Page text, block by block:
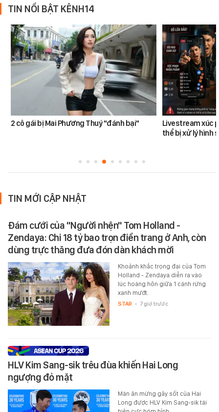
TIN NỔI BẬT KÊNH14
2 cô gái bị Mai Phương Thuý "đánh bại"
Livestream xúc
thể bị xử lý hình
TIN MỚI CẬP NHẬT
Đám cưới của "Người nhện" Tom Holland -
Zendaya: Chi 18 tỷ bao trọn điền trang ở Anh, còn
dùng trực thăng đưa đón dàn khách mời
Khoảnh khắc trọng đại của Tom
Holland - Zendaya diễn ra vào
lúc hoàng hôn giữa 1 cánh rừng
xanh mướt.
STAR - 7 giờ trước
HLV Kim Sang-sik trêu đùa khiến Hai Long
ngượng đỏ mặt
Màn ăn mừng gây sốt của Hai
Long được HLV Kim Sang-sik tái